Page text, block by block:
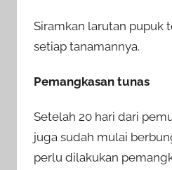
Siramkan larutan pupuk
setiap tanamannya.
Pemangkasan tunas
Setelah 20 hari dari
juga sudah mulai
perlu dilakukan